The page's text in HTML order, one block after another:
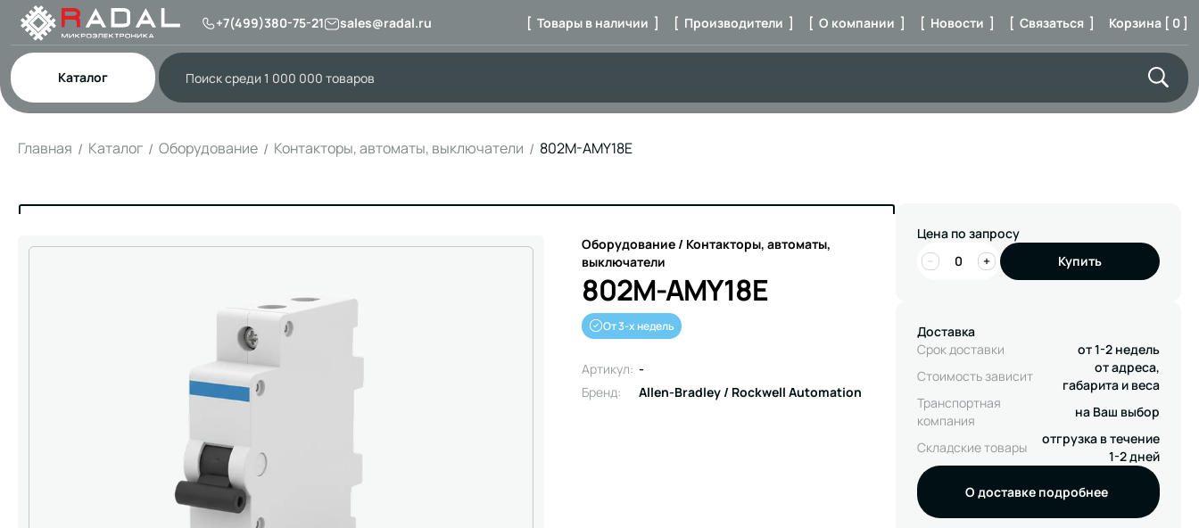
+7(499)380-75-21 sales@radal.ru [ Товары в наличии ] [ Производители ] [ О компании ] [ Новости ] [ Связаться ] Корзина [ 0 ]
Каталог
Главная Каталог Оборудование Контакторы, автоматы, выключатели 802M-AMY18E
Оборудование / Контакторы, автоматы,
выключатели
802M-AMY18E
От 3-х недель
Артикул: -
Бренд:
Allen-Bradley / Rockwell Automation
Цена по запросу
−
+ Купить
Доставка
Срок доставки
от 1-2 недель
Стоимость зависит
от адреса,
габарита и веса
Транспортная
компания
на Ваш выбор
Складские товары
отгрузка в течение
1-2 дней
О доставке подробнее